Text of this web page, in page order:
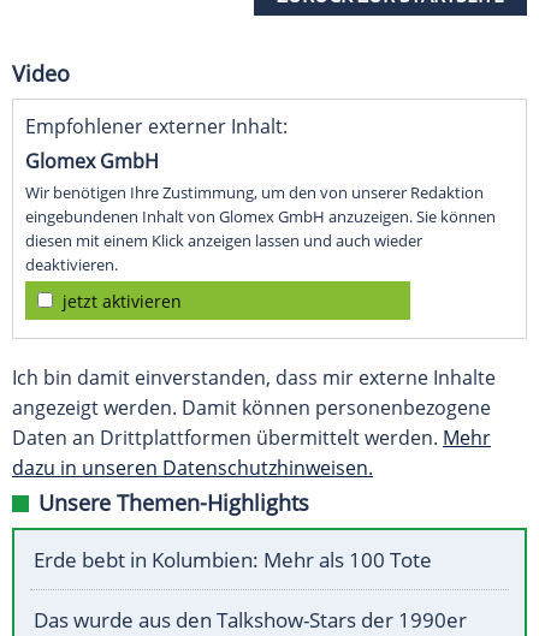
Video
Empfohlener externer Inhalt:
Glomex GmbH
Wir benötigen Ihre Zustimmung, um den von unserer Redaktion
eingebundenen Inhalt von Glomex GmbH anzuzeigen. Sie können
diesen mit einem Klick anzeigen lassen und auch wieder
deaktivieren.
jetzt aktivieren
Ich bin damit einverstanden, dass mir externe Inhalte
angezeigt werden. Damit können personenbezogene
Daten an Drittplattformen übermittelt werden. Mehr
dazu in unseren Datenschutzhinweisen.
Unsere Themen-Highlights
Erde bebt in Kolumbien: Mehr als 100 Tote
Das wurde aus den Talkshow-Stars der 1990er